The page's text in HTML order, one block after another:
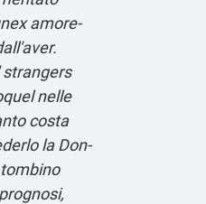
amore-
nelle
costa
la Don-